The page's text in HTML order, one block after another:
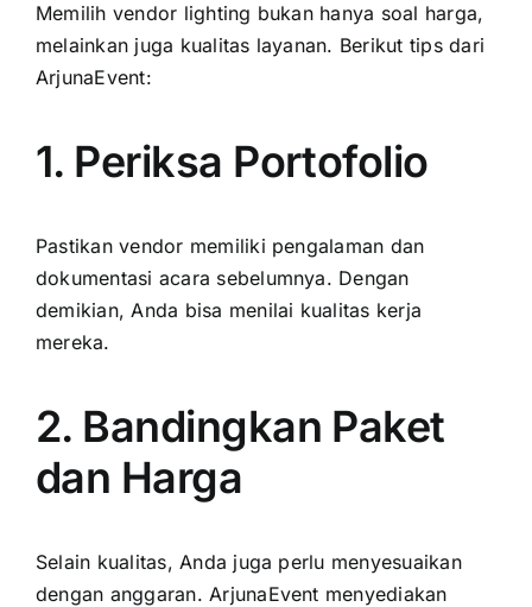
Memilih vendor lighting bukan hanya soal harga,
melainkan juga kualitas layanan. Berikut tips dari
ArjunaEvent:
1. Periksa Portofolio
Pastikan vendor memiliki pengalaman dan
dokumentasi acara sebelumnya. Dengan
demikian, Anda bisa menilai kualitas kerja
mereka.
2. Bandingkan Paket
dan Harga
Selain kualitas, Anda juga perlu menyesuaikan
dengan anggaran. ArjunaEvent menyediakan